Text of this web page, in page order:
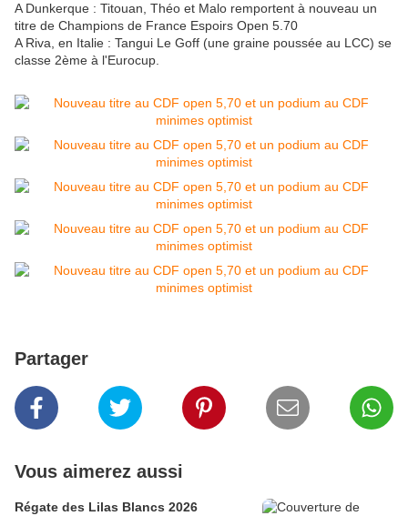
A Dunkerque : Titouan, Théo et Malo remportent à nouveau un
titre de Champions de France Espoirs Open 5.70
A Riva, en Italie : Tangui Le Goff (une graine poussée au LCC) se
classe 2ème à l'Eurocup.
Partager
Vous aimerez aussi
Régate des Lilas Blancs 2026